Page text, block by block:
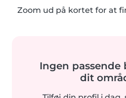
Zoom ud på kortet for at
Ingen passende
dit